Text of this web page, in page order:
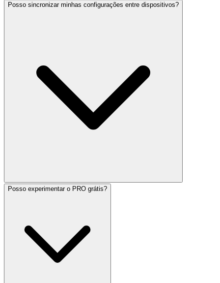
Posso sincronizar minhas configurações entre dispositivos?
Posso experimentar o PRO grátis?